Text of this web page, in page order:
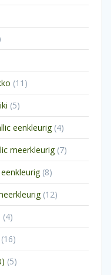
11 11
producten
55
producten
eenkleurig 44
producten
meerkleurig 77
producten
88
producten
1212
producten
44
producten
1616
producten
55